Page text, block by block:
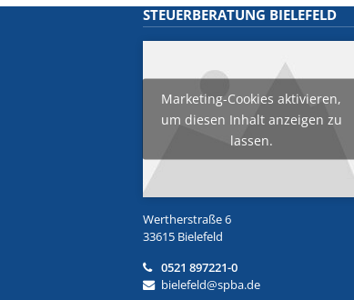
STEUERBERATUNG BIELEFELD
Marketing-Cookies aktivieren,
um diesen Inhalt anzeigen zu
lassen.
Wertherstraße 6
33615 Bielefeld
0521 897221-0
bielefeld@spba.de